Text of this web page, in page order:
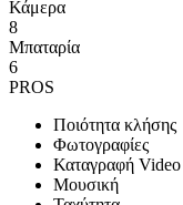
Κάμερα
8
Μπαταρία
6
PROS
Ποιότητα κλήσης
Φωτογραφίες
Καταγραφή Video
Μουσική